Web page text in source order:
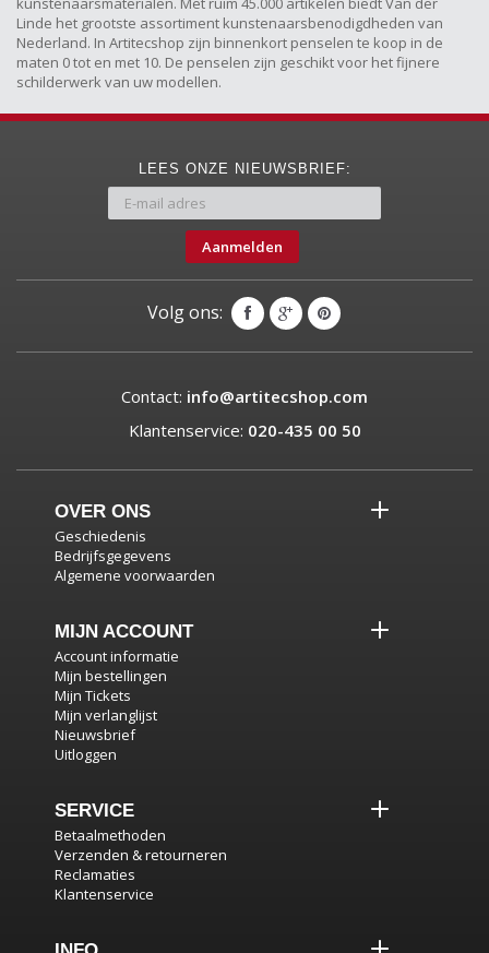
Linde het grootste assortiment kunstenaarsbenodigdheden van
Nederland. In Artitecshop zijn binnenkort penselen te koop in de
maten 0 tot en met 10. De penselen zijn geschikt voor het fijnere
schilderwerk van uw modellen.
LEES ONZE NIEUWSBRIEF:
Aanmelden
Volg ons:
Contact: info@artitecshop.com
Klantenservice: 020-435 00 50
OVER ONS
Geschiedenis
Bedrijfsgegevens
Algemene voorwaarden
MIJN ACCOUNT
Account informatie
Mijn bestellingen
Mijn Tickets
Mijn verlanglijst
Nieuwsbrief
Uitloggen
SERVICE
Betaalmethoden
Verzenden & retourneren
Reclamaties
Klantenservice